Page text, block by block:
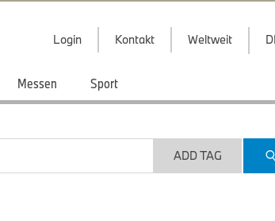
Login Kontakt Weltweit
Messen Sport
ADD TAG